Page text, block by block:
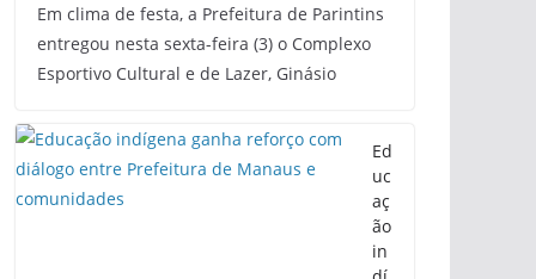
Em clima de festa, a Prefeitura de Parintins
entregou nesta sexta-feira (3) o Complexo
Esportivo Cultural e de Lazer, Ginásio
Ed
uc
aç
ão
in